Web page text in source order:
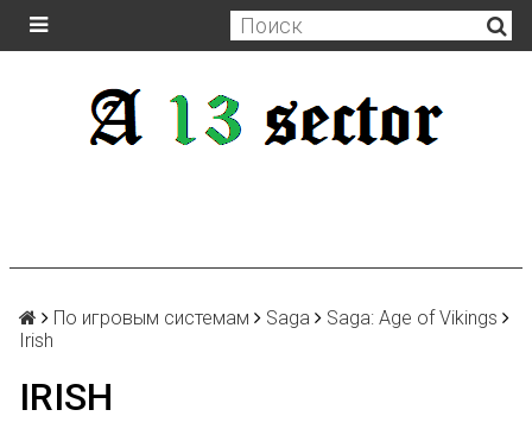
По игровым системам Saga
Saga: Age of Vikings
Irish
IRISH